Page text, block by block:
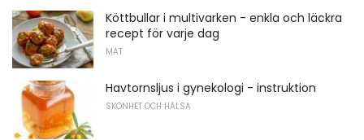
Köttbullar i multivarken - enkla och läckra
recept för varje dag
MAT
Havtornsljus i gynekologi - instruktion
SKÖNHET OCH HÄLSA